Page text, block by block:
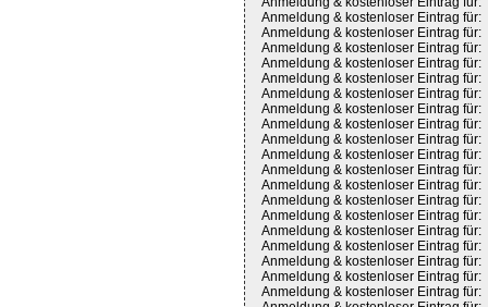
Anmeldung & kostenloser Eintrag für:
Anmeldung & kostenloser Eintrag für:
Anmeldung & kostenloser Eintrag für:
Anmeldung & kostenloser Eintrag für:
Anmeldung & kostenloser Eintrag für:
Anmeldung & kostenloser Eintrag für:
Anmeldung & kostenloser Eintrag für:
Anmeldung & kostenloser Eintrag für:
Anmeldung & kostenloser Eintrag für:
Anmeldung & kostenloser Eintrag für:
Anmeldung & kostenloser Eintrag für:
Anmeldung & kostenloser Eintrag für:
Anmeldung & kostenloser Eintrag für:
Anmeldung & kostenloser Eintrag für:
Anmeldung & kostenloser Eintrag für:
Anmeldung & kostenloser Eintrag für:
Anmeldung & kostenloser Eintrag für:
Anmeldung & kostenloser Eintrag für:
Anmeldung & kostenloser Eintrag für: